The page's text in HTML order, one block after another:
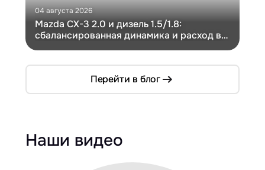
04 августа 2026
Mazda CX-3 2.0 и дизель 1.5/1.8:
сбалансированная динамика и расход в
Перейти в блог
Наши видео